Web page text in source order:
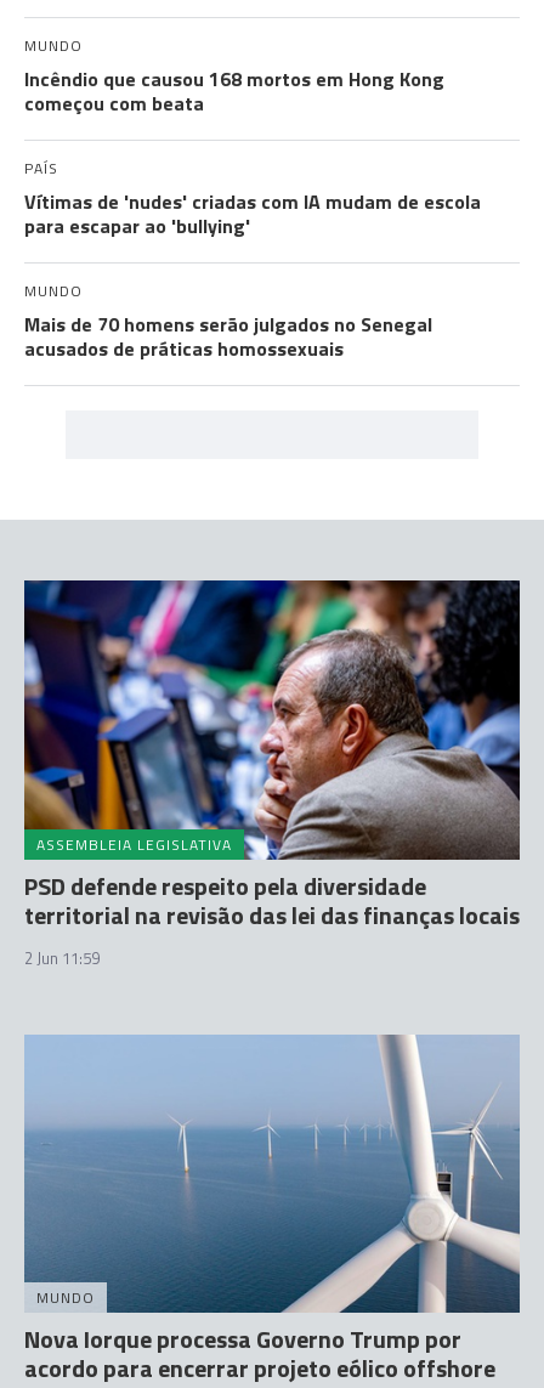
MUNDO
Incêndio que causou 168 mortos em Hong Kong
começou com beata
PAÍS
Vítimas de 'nudes' criadas com IA mudam de escola
para escapar ao 'bullying'
MUNDO
Mais de 70 homens serão julgados no Senegal
acusados de práticas homossexuais
ASSEMBLEIA LEGISLATIVA
PSD defende respeito pela diversidade
territorial na revisão das lei das finanças locais
2 Jun 11:59
MUNDO
Nova Iorque processa Governo Trump por
acordo para encerrar projeto eólico offshore